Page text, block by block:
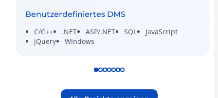
Benutzerdefiniertes DMS
C/C++
.NET ASP/.NET SQL
JavaScript
jQuery
Windows